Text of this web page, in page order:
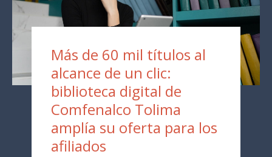
Más de 60 mil títulos al
alcance de un clic:
biblioteca digital de
Comfenalco Tolima
amplía su oferta para los
afiliados